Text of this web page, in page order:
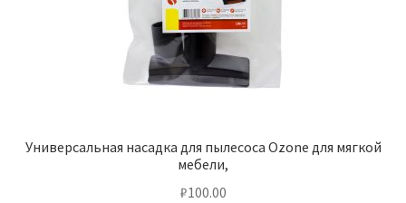
Универсальная насадка для пылесоса Ozone для мягкой
мебели,
₽100.00